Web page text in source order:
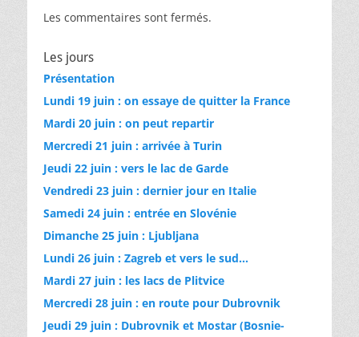
Les commentaires sont fermés.
Les jours
Présentation
Lundi 19 juin : on essaye de quitter la France
Mardi 20 juin : on peut repartir
Mercredi 21 juin : arrivée à Turin
Jeudi 22 juin : vers le lac de Garde
Vendredi 23 juin : dernier jour en Italie
Samedi 24 juin : entrée en Slovénie
Dimanche 25 juin : Ljubljana
Lundi 26 juin : Zagreb et vers le sud…
Mardi 27 juin : les lacs de Plitvice
Mercredi 28 juin : en route pour Dubrovnik
Jeudi 29 juin : Dubrovnik et Mostar (Bosnie-